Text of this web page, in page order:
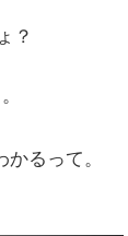
？
るって。